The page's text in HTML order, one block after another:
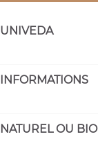
UNIVEDA
INFORMATIONS
NATUREL OU BIO